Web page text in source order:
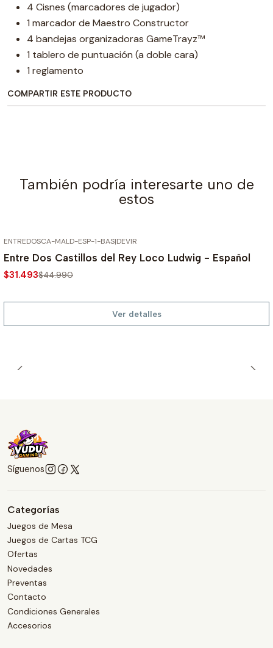
4 Cisnes (marcadores de jugador)
1 marcador de Maestro Constructor
4 bandejas organizadoras GameTrayz™
1 tablero de puntuación (a doble cara)
1 reglamento
COMPARTIR ESTE PRODUCTO
También podría interesarte uno de
estos
-30%
ENTREDOSCA-MALD-ESP-1-BAS|DEVIR
Entre Dos Castillos del Rey Loco Ludwig - Español
$31.493$44.990
Ver detalles
Síguenos
Categorías
Juegos de Mesa
Juegos de Cartas TCG
Ofertas
Novedades
Preventas
Contacto
Condiciones Generales
Accesorios